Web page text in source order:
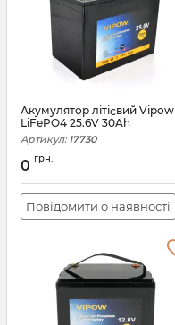
Акумулятор літієвий Vipow
LiFePO4 25.6V 30Ah
Артикул: 17730
0 грн.
Повідомити о наявності